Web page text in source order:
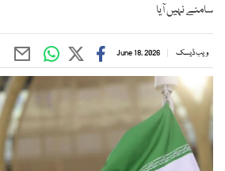
سامنے نہیں آیا
ویب ڈیسک June 18, 2026